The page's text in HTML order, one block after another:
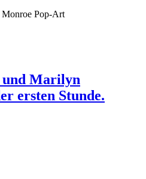
und Marilyn
ersten Stunde.